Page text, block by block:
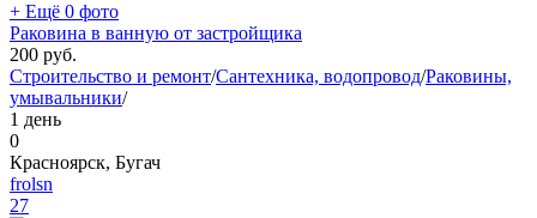
+ Ещё 0 фото
Раковина в ванную от застройщика
200 руб.
Строительство и ремонт/Сантехника, водопровод/Раковины,
умывальники/
1 день
0
Красноярск, Бугач
frolsn
27